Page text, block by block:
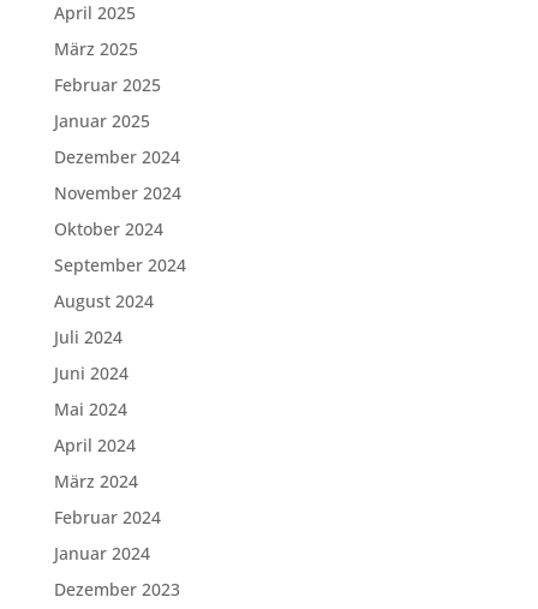
April 2025
März 2025
Februar 2025
Januar 2025
Dezember 2024
November 2024
Oktober 2024
September 2024
August 2024
Juli 2024
Juni 2024
Mai 2024
April 2024
März 2024
Februar 2024
Januar 2024
Dezember 2023